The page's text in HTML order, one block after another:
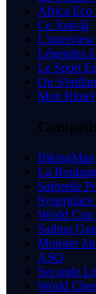
Africa Eco
Ce Jour-là
L'interview
Légendes
Le Sport
On
Mon Rituel
BikingMan
La
Saforelle
World Cup
Sailing
Monster
ASO
Seconde
World